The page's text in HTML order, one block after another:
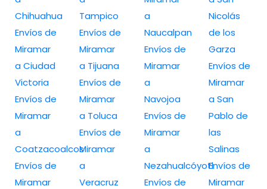
Chihuahua
Envíos de
Miramar
a Ciudad
Victoria
Envíos de
Miramar
a
Coatzacoalcos
Envíos de
Miramar
Tampico
Envíos de
Miramar
a Tijuana
Envíos de
Miramar
a Toluca
Envíos de
Miramar
a
Veracruz
a
Naucalpan
Envíos de
Miramar
a
Navojoa
Envíos de
Miramar
a
Nezahualcóyotl
Envíos de
Nicolás
de los
Garza
Envíos de
Miramar
a San
Pablo de
las
Salinas
Envíos de
Miramar